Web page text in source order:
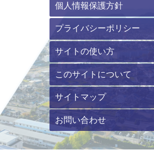
個人情報保護方針
プライバシーポリシー
サイトの使い方
このサイトについて
サイトマップ
お問い合わせ